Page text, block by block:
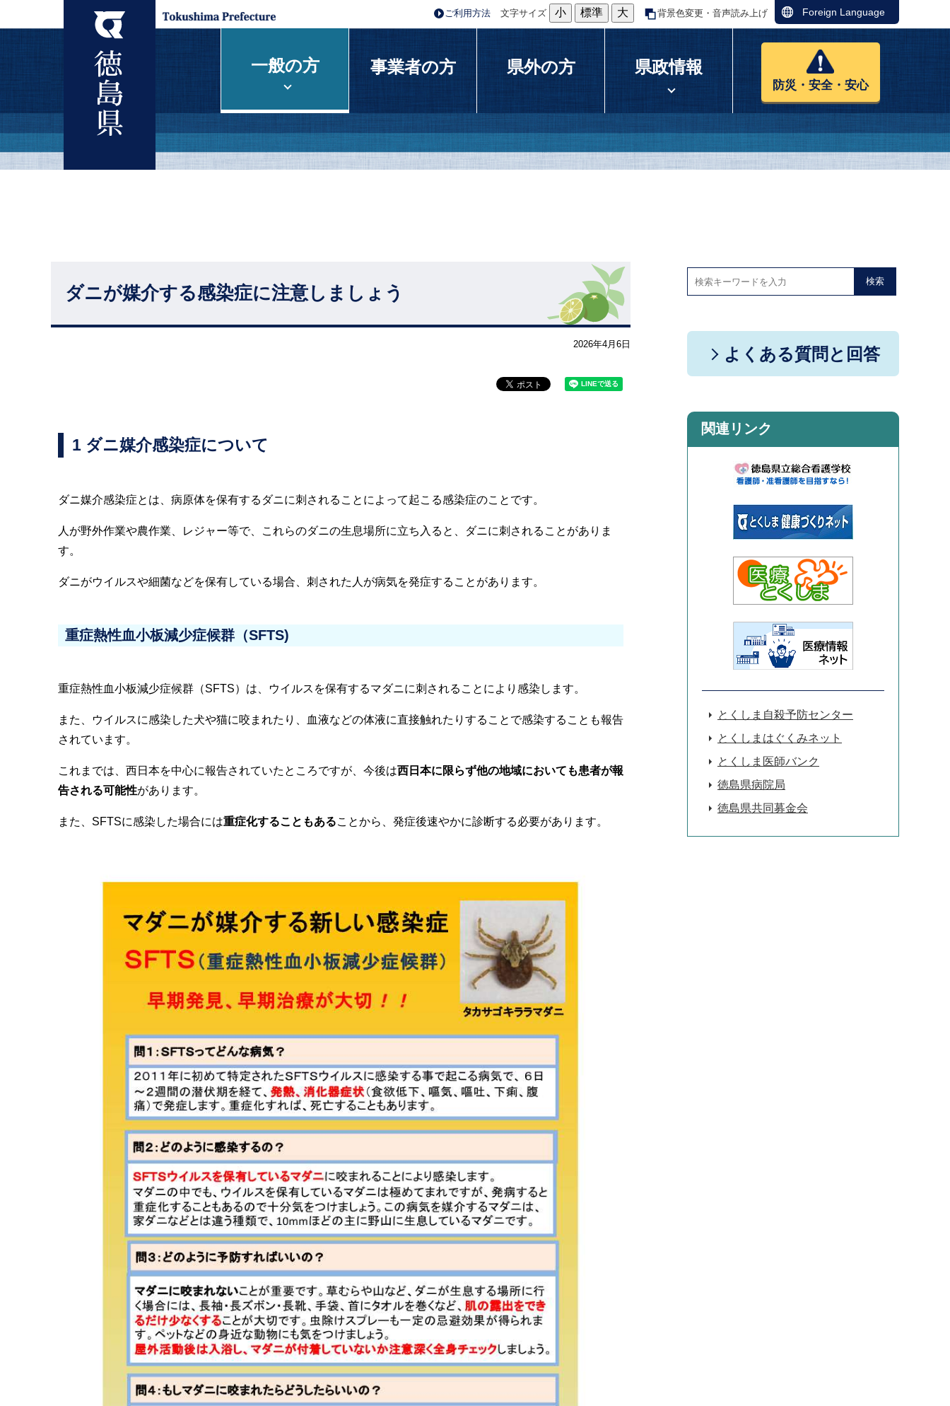
ご利用方法 文字サイズ 小 標準 大 背景色変更・音声読み上げ Foreign Language
一般の方 事業者の方 県外の方 県政情報
防災・安全・安心
ダニが媒介する感染症に注意しましょう
2026年4月6日
1 ダニ媒介感染症について
ダニ媒介感染症とは、病原体を保有するダニに刺されることによって起こる感染症のことです。
人が野外作業や農作業、レジャー等で、これらのダニの生息場所に立ち入ると、ダニに刺されることがありま
す。
ダニがウイルスや細菌などを保有している場合、刺された人が病気を発症することがあります。
重症熱性血小板減少症候群（SFTS)
重症熱性血小板減少症候群（SFTS）は、ウイルスを保有するマダニに刺されることにより感染します。
また、ウイルスに感染した犬や猫に咬まれたり、血液などの体液に直接触れたりすることで感染することも報告
されています。
これまでは、西日本を中心に報告されていたところですが、今後は西日本に限らず他の地域においても患者が報
告される可能性があります。
また、SFTSに感染した場合には重症化することもあることから、発症後速やかに診断する必要があります。
検索
よくある質問と回答
関連リンク
とくしま自殺予防センター
とくしまはぐくみネット
とくしま医師バンク
徳島県病院局
徳島県共同募金会